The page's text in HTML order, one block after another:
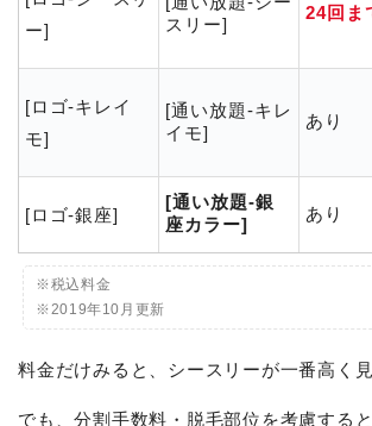
ー]
スリー]
24回ま
[ロゴ-キレイ
モ]
[通い放題-キレ
イモ]
あり
[ロゴ-銀座]
[通い放題-銀
座カラー]
あり
※税込料金
※2019年10月更新
料金だけみると、シースリーが一番高く見
でも、分割手数料・脱毛部位を考慮する